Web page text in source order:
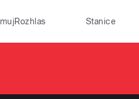
mujRozhlas Stanice